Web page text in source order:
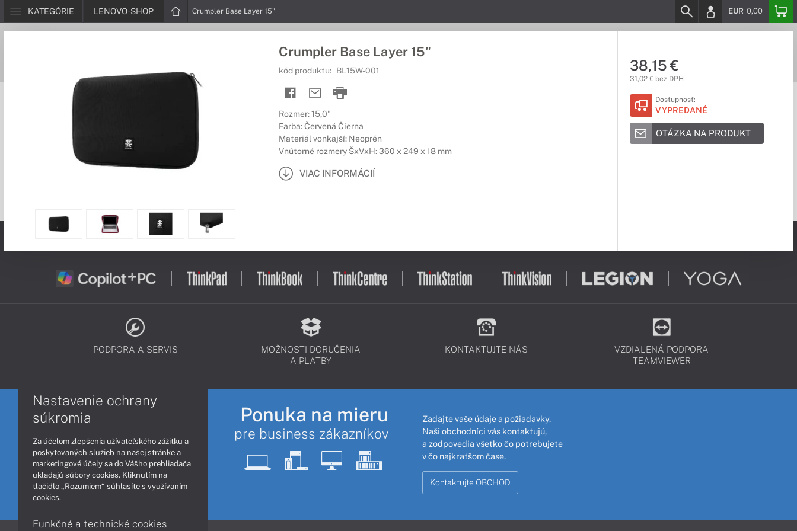
KATEGÓRIE LENOVO-SHOP Crumpler Base Layer 15" EUR 0,00
Crumpler Base Layer 15"
kód produktu: BL15W-001
Rozmer: 15,0"
Farba: Červená Čierna
Materiál vonkajší: Neoprén
Vnútorné rozmery ŠxVxH: 360 x 249 x 18 mm
VIAC INFORMÁCIÍ
38,15 €
31,02 € bez DPH
Dostupnosť:
VYPREDANÉ
OTÁZKA NA PRODUKT
PODPORA A SERVIS
MOŽNOSTI DORUČENIA
A PLATBY
KONTAKTUJTE NÁS
VZDIALENÁ PODPORA
TEAMVIEWER
Ponuka na mieru
pre business zákazníkov
Zadajte vaše údaje a požiadavky.
Naši obchodníci vás kontaktujú,
a zodpovedia všetko čo potrebujete
v čo najkratšom čase.
Kontaktujte OBCHOD
Nastavenie ochrany
súkromia
Za účelom zlepšenia užívateľského zážitku a
poskytovaných služieb na našej stránke a
marketingové účely sa do Vášho prehliadača
ukladajú súbory cookies. Kliknutím na
tlačidlo „Rozumiem“ súhlasíte s využívaním
cookies.
Funkčné a technické cookies